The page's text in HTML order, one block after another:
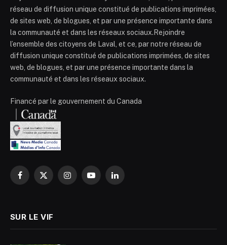
réseau de diffusion unique constitué de publications imprimées,
de sites web, de blogues, et par une présence importante dans
la communauté et dans les réseaux sociaux.Rejoindre
l’ensemble des citoyens de Laval, et ce, par notre réseau de
diffusion unique constitué de publications imprimées, de sites
web, de blogues, et par une présence importante dans la
communauté et dans les réseaux sociaux.
Financé par le gouvernement du Canada
Facebook
X
InstagramYouTubeLinkedIn
SUR LE VIF